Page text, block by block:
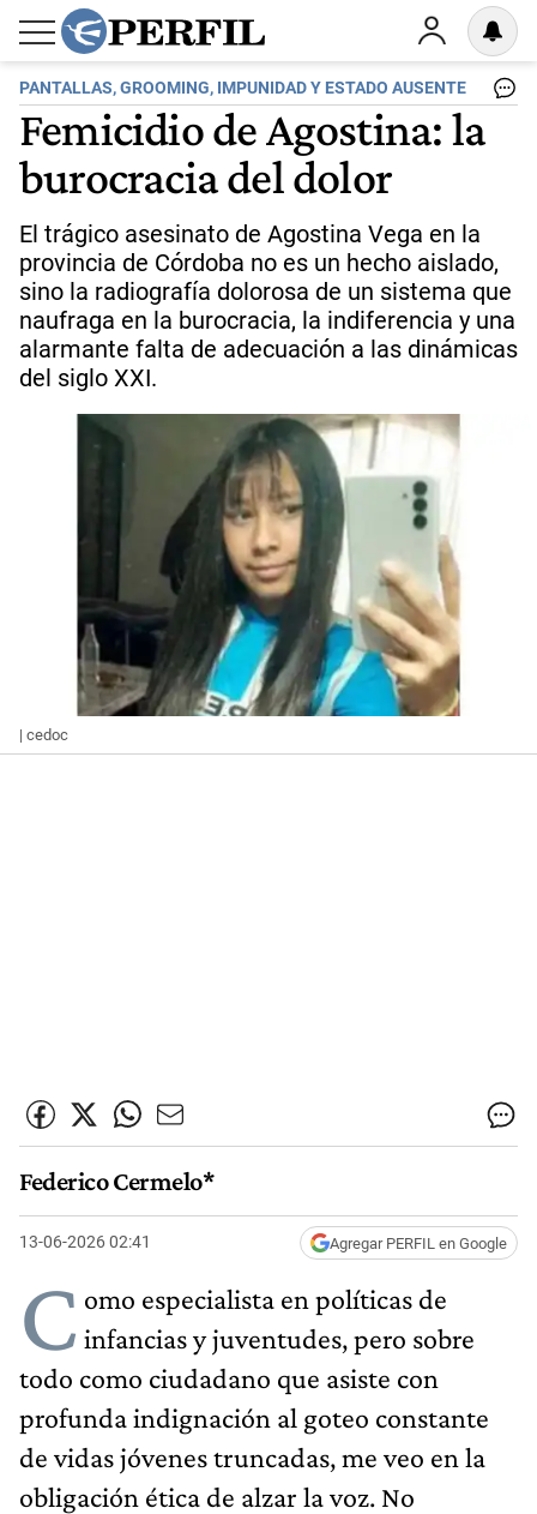
PANTALLAS, GROOMING, IMPUNIDAD Y ESTADO AUSENTE
Femicidio de Agostina: la
burocracia del dolor
El trágico asesinato de Agostina Vega en la
provincia de Córdoba no es un hecho aislado,
sino la radiografía dolorosa de un sistema que
naufraga en la burocracia, la indiferencia y una
alarmante falta de adecuación a las dinámicas
del siglo XXI.
| cedoc
Federico Cermelo*
13-06-2026 02:41 Agregar PERFIL en Google
C omo especialista en políticas de
infancias y juventudes, pero sobre
todo como ciudadano que asiste con
profunda indignación al goteo constante
de vidas jóvenes truncadas, me veo en la
obligación ética de alzar la voz. No